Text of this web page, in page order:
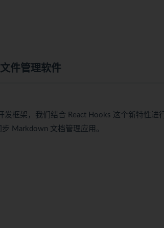
件管理软件
框架，我们结合 React Hooks 这个新特性进
Markdown 文档管理应用。